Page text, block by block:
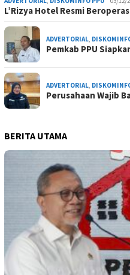
L’Rizya Hotel Resmi
ADVERTORIAL,
Pemkab PPU
ADVERTORIAL,
Perusahaan Wajib
BERITA UTAMA